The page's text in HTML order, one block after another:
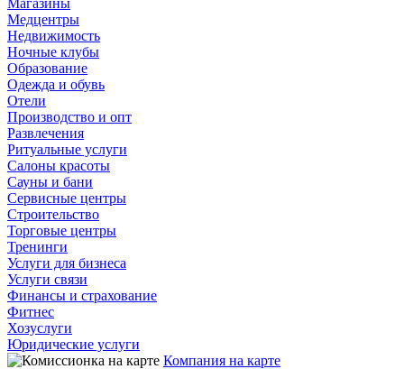
Магазины
Медцентры
Недвижимость
Ночные клубы
Образование
Одежда и обувь
Отели
Производство и опт
Развлечения
Ритуальные услуги
Салоны красоты
Сауны и бани
Сервисные центры
Строительство
Торговые центры
Тренинги
Услуги для бизнеса
Услуги связи
Финансы и страхование
Фитнес
Хозуслуги
Юридические услуги
Компания на карте